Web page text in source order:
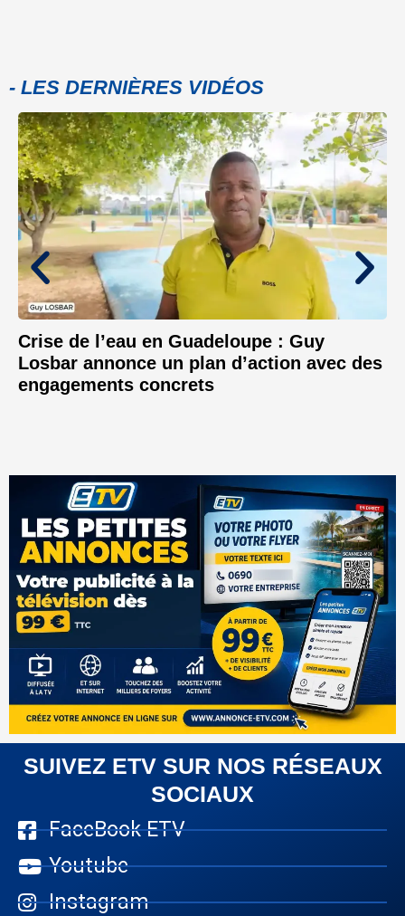
- LES DERNIÈRES VIDÉOS
Crise de l’eau en Guadeloupe : Guy
Losbar annonce un plan d’action avec des
engagements concrets
SUIVEZ ETV SUR NOS RÉSEAUX
SOCIAUX
FaceBook ETV
Youtube
Instagram